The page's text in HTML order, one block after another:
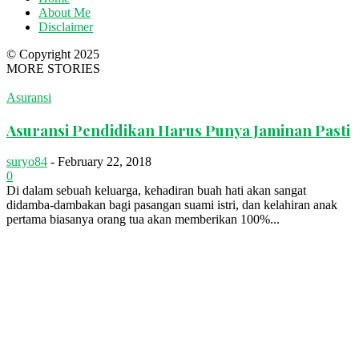
About Me
Disclaimer
© Copyright 2025
MORE STORIES
Asuransi
Asuransi Pendidikan Harus Punya Jaminan Pasti
suryo84 - February 22, 2018
0
Di dalam sebuah keluarga, kehadiran buah hati akan sangat
didamba-dambakan bagi pasangan suami istri, dan kelahiran anak
pertama biasanya orang tua akan memberikan 100%...